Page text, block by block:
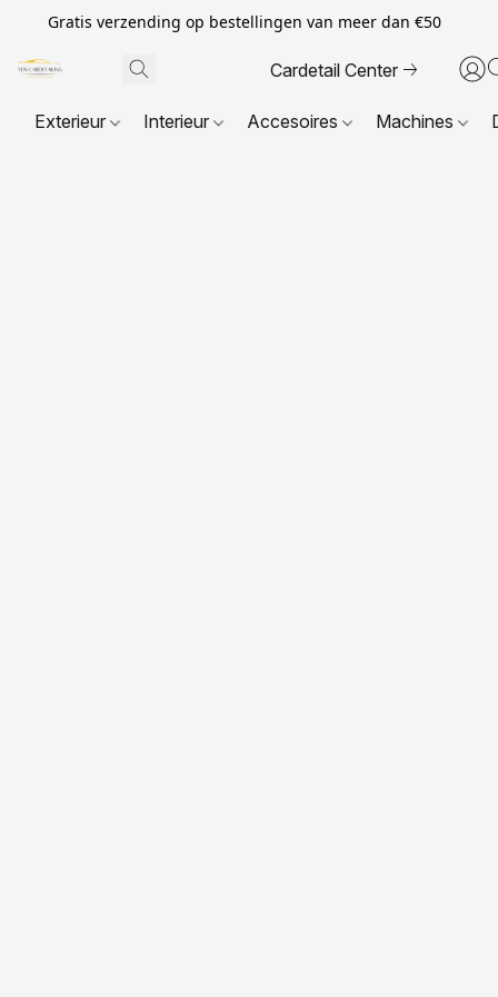
Gratis verzending op bestellingen van meer dan €50
Cardetail Center
Exterieur Interieur Accesoires Machines